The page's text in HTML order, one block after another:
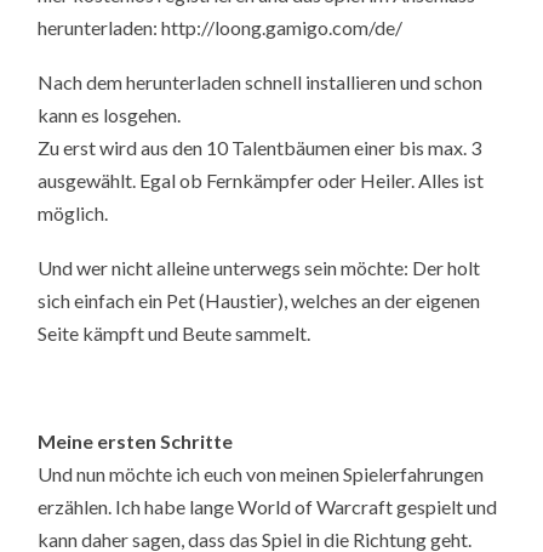
herunterladen: http://loong.gamigo.com/de/
Nach dem herunterladen schnell installieren und schon
kann es losgehen.
Zu erst wird aus den 10 Talentbäumen einer bis max. 3
ausgewählt. Egal ob Fernkämpfer oder Heiler. Alles ist
möglich.
Und wer nicht alleine unterwegs sein möchte: Der holt
sich einfach ein Pet (Haustier), welches an der eigenen
Seite kämpft und Beute sammelt.
Meine ersten Schritte
Und nun möchte ich euch von meinen Spielerfahrungen
erzählen. Ich habe lange World of Warcraft gespielt und
kann daher sagen, dass das Spiel in die Richtung geht.